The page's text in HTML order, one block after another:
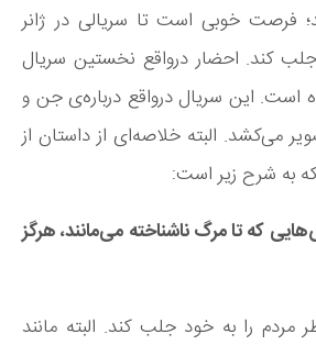
فرصت خوبی است تا سریالی در ژانر
کند. احضار درواقع نخستین سریال
است. این سریال درواقع درباره‌ی جن و
می‌کشد. البته خلاصه‌ای از داستان از
به شرح زیر است:
که تامرگناشناخته می‌مانند، هرگز
را به خود جلب کند. البته مانند